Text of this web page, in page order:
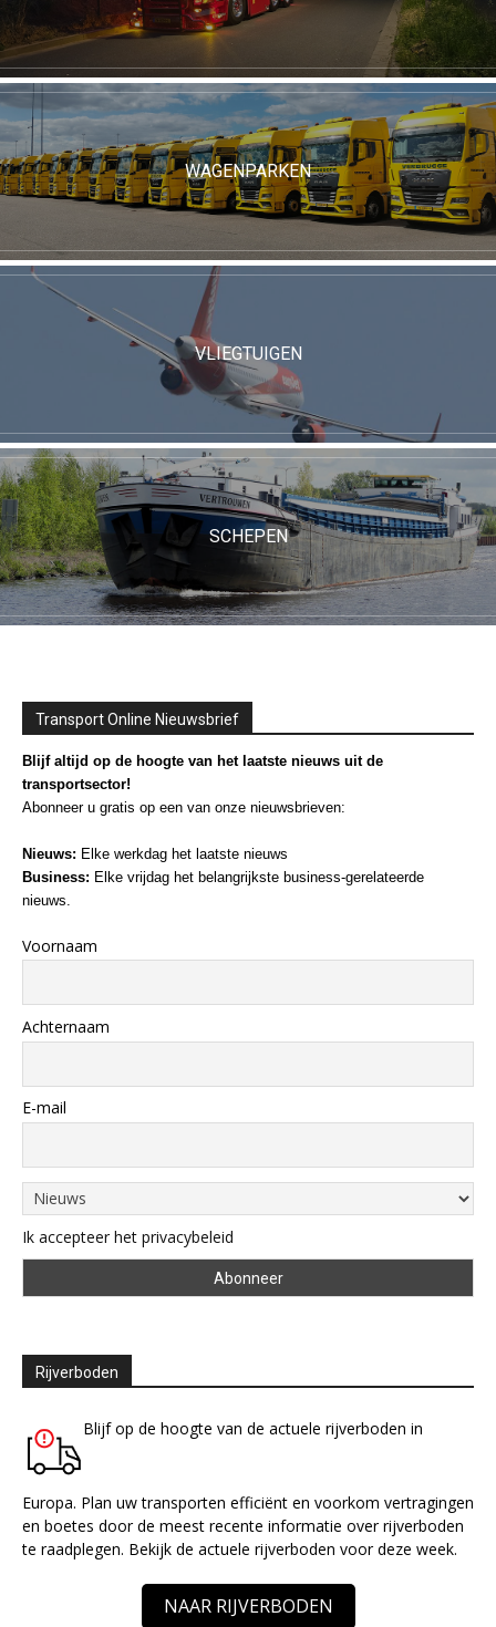
WAGENPARKEN
VLIEGTUIGEN
SCHEPEN
Transport Online Nieuwsbrief
Blijf altijd op de hoogte van het laatste nieuws uit de
transportsector!
Abonneer u gratis op een van onze nieuwsbrieven:
Nieuws: Elke werkdag het laatste nieuws
Business: Elke vrijdag het belangrijkste business-gerelateerde
nieuws.
Voornaam
Achternaam
E-mail
Ik accepteer het privacybeleid
Rijverboden
Blijf op de hoogte van de actuele rijverboden in
Europa. Plan uw transporten efficiënt en voorkom vertragingen
en boetes door de meest recente informatie over rijverboden
te raadplegen. Bekijk de actuele rijverboden voor deze week.
NAAR RIJVERBODEN